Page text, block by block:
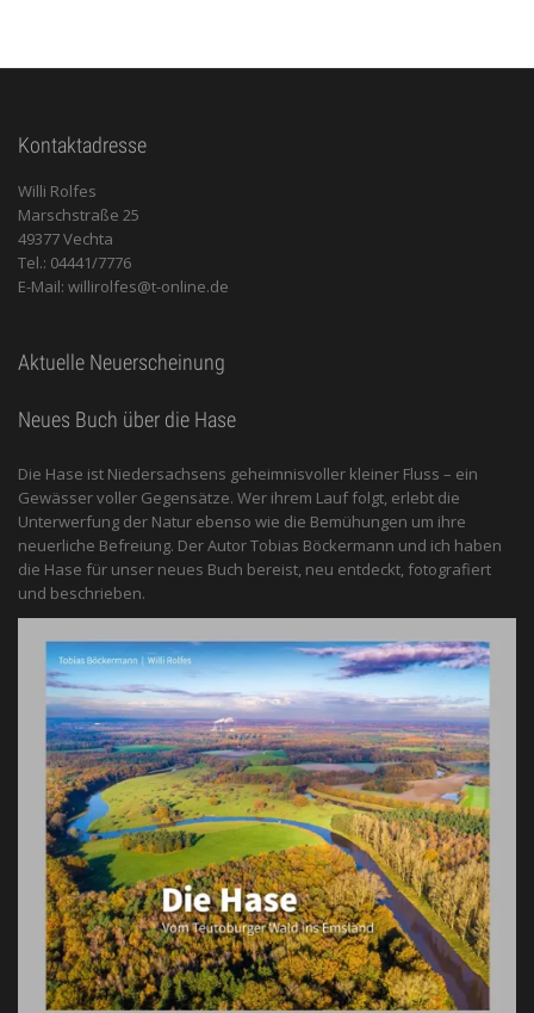
Kontaktadresse
Willi Rolfes
Marschstraße 25
49377 Vechta
Tel.: 04441/7776
E-Mail: willirolfes@t-online.de
Aktuelle Neuerscheinung
Neues Buch über die Hase
Die Hase ist Niedersachsens geheimnisvoller kleiner Fluss – ein
Gewässer voller Gegensätze. Wer ihrem Lauf folgt, erlebt die
Unterwerfung der Natur ebenso wie die Bemühungen um ihre
neuerliche Befreiung. Der Autor Tobias Böckermann und ich haben
die Hase für unser neues Buch bereist, neu entdeckt, fotografiert
und beschrieben.